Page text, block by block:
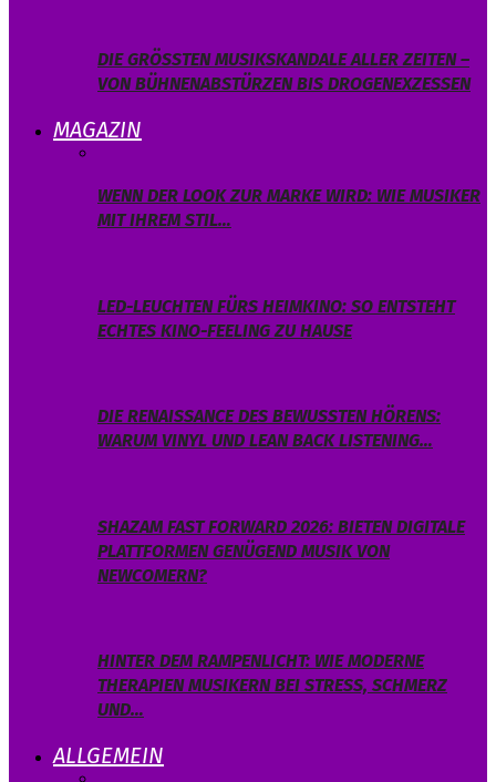
DIE GRÖSSTEN MUSIKSKANDALE ALLER ZEITEN – V
ON BÜHNENABSTÜRZEN BIS DROGENEXZESSEN
MAGAZIN
WENN DER LOOK ZUR MARKE WIRD: WIE MUSIKER
MIT IHREM STIL…
LED-LEUCHTEN FÜRS HEIMKINO: SO ENTSTEHT
ECHTES KINO-FEELING ZU HAUSE
DIE RENAISSANCE DES BEWUSSTEN HÖRENS:
WARUM VINYL UND LEAN BACK LISTENING…
SHAZAM FAST FORWARD 2026: BIETEN DIGITALE
PLATTFORMEN GENÜGEND MUSIK VON
NEWCOMERN?
HINTER DEM RAMPENLICHT: WIE MODERNE
THERAPIEN MUSIKERN BEI STRESS, SCHMERZ
UND…
ALLGEMEIN